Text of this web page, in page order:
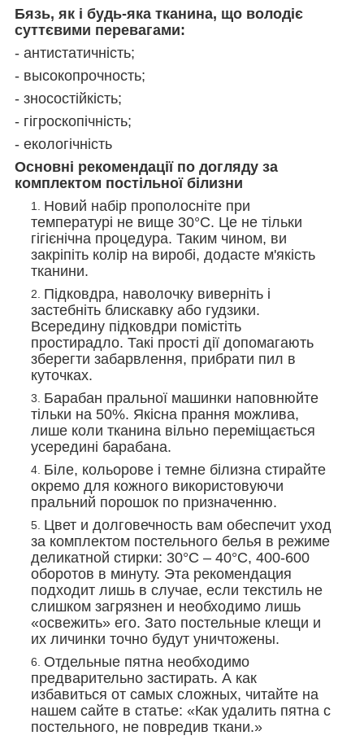
Бязь, як і будь-яка тканина, що володіє
суттєвими перевагами:
- антистатичність;
- высокопрочность;
- зносостійкість;
- гігроскопічність;
- екологічність
Основні рекомендації по догляду за
комплектом постільної білизни
Новий набір прополосніте при
температурі не вище 30°С. Це не тільки
гігієнічна процедура. Таким чином, ви
закріпіть колір на виробі, додасте м'якість
тканини.
Підковдра, наволочку виверніть і
застебніть блискавку або гудзики.
Всередину підковдри помістіть
простирадло. Такі прості дії допомагають
зберегти забарвлення, прибрати пил в
куточках.
Барабан пральної машинки наповнюйте
тільки на 50%. Якісна прання можлива,
лише коли тканина вільно переміщається
усередині барабана.
Біле, кольорове і темне білизна стирайте
окремо для кожного використовуючи
пральний порошок по призначенню.
Цвет и долговечность вам обеспечит уход
за комплектом постельного белья в режиме
деликатной стирки: 30°С – 40°С, 400-600
оборотов в минуту. Эта рекомендация
подходит лишь в случае, если текстиль не
слишком загрязнен и необходимо лишь
«освежить» его. Зато постельные клещи и
их личинки точно будут уничтожены.
Отдельные пятна необходимо
предварительно застирать. А как
избавиться от самых сложных, читайте на
нашем сайте в статье: «Как удалить пятна с
постельного, не повредив ткани.»